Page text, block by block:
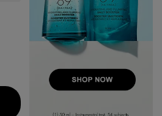
NEOVADIOL MAGISTRAL CRÈME JOUR